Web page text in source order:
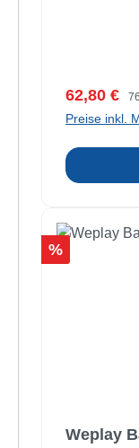
62,80 €
Preise inkl.
Rabatt
%
Weplay